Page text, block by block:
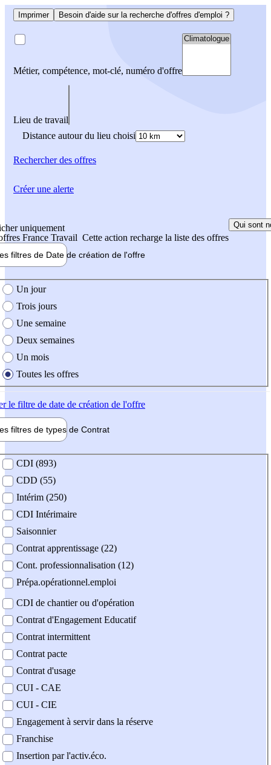
Imprimer Besoin d'aide sur la recherche d'offres d'emploi ?
Métier, compétence, mot-clé, numéro d'offre
Lieu de travail
Distance autour du lieu choisi
Rechercherdes offres
uniquement
France Travail Cette action recharge la liste des offres
Qui sont
filtres de Date de création de l'offre
création de l'offre
Un jour
Trois jours
Une semaine
Deux semaines
Un mois
Toutes les offres
le filtre de date de création de l'offre
filtres de types de Contrat
contrat
CDI (893)
CDD (55)
Intérim (250)
CDI Intérimaire
Saisonnier
Contrat apprentissage (22)
Cont. professionnalisation (12)
Prépa.opérationnel.emploi
CDI de chantier ou d'opération
Contrat d'Engagement Educatif
Contrat intermittent
Contrat pacte
Contrat d'usage
CUI - CAE
CUI - CIE
Engagement à servir dans la réserve
Franchise
Insertion par l'activ.éco.
Créer une alerte